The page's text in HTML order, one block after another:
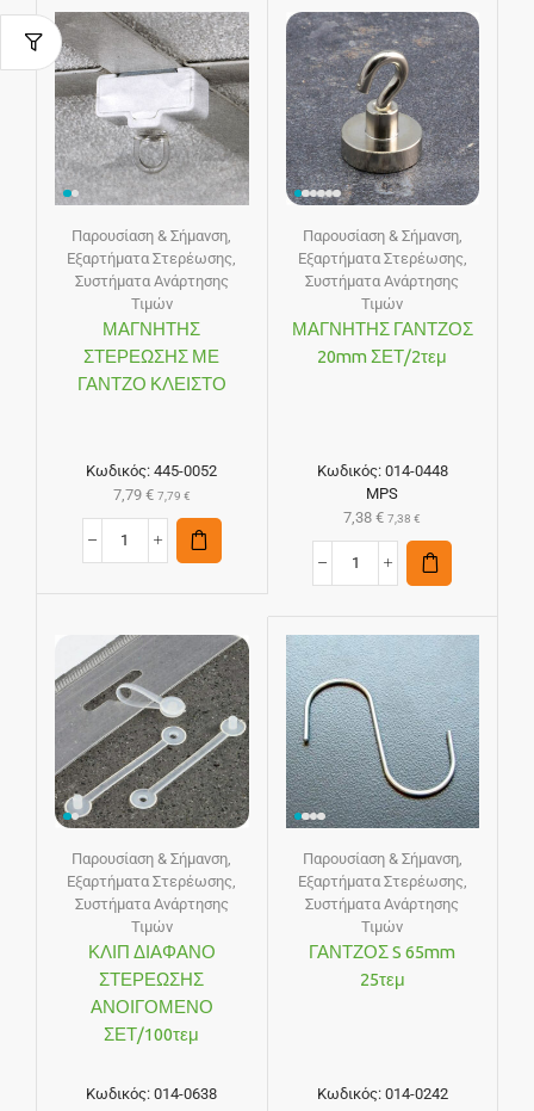
Παρουσίαση & Σήμανση,
Εξαρτήματα Στερέωσης,
Συστήματα Ανάρτησης
Τιμών
ΜΑΓΝΗΤΗΣ
ΣΤΕΡΕΩΣΗΣ ΜΕ
ΓΑΝΤΖΟ ΚΛΕΙΣΤΟ
Κωδικός:445-0052
7,79 € 7,79 €
Παρουσίαση & Σήμανση,
Εξαρτήματα Στερέωσης,
Συστήματα Ανάρτησης
Τιμών
ΜΑΓΝΗΤΗΣ ΓΑΝΤΖΟΣ
20mm ΣΕΤ/2τεμ
Κωδικός: 014-0448
MPS
7,38€ 7,38€
Παρουσίαση & Σήμανση,
Εξαρτήματα Στερέωσης,
Συστήματα Ανάρτησης
Τιμών
ΚΛΙΠ ΔΙΑΦΑΝΟ
ΣΤΕΡΕΩΣΗΣ
ΑΝΟΙΓΟΜΕΝΟ
ΣΕΤ/100τεμ
Κωδικός:014-0638
Παρουσίαση & Σήμανση,
Εξαρτήματα Στερέωσης,
Συστήματα Ανάρτησης
Τιμών
ΓΑΝΤΖΟΣ S 65mm
25τεμ
Κωδικός: 014-0242